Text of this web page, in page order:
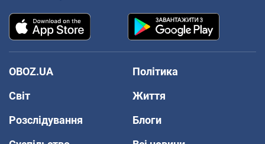
OBOZ.UA
Політика
Світ
Життя
Розслідування
Блоги